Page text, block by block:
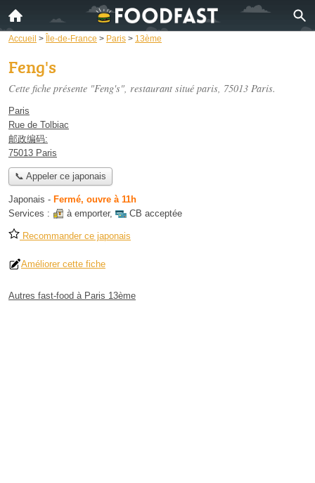
Accueil > Île-de-France > Paris > 13ème
Feng's
Cette fiche présente "Feng's", restaurant situé paris, 75013 Paris.
Paris
Rue de Tolbiac
邮政编码:
75013 Paris
📞 Appeler ce japonais
Japonais - Fermé, ouvre à 11h
Services :
à emporter, CB acceptée
Recommander ce japonais
Améliorer cette fiche
Autres fast-food à Paris 13ème